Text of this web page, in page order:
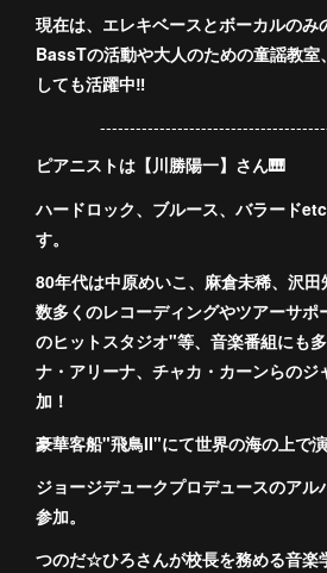
現在は、エレキベースとボーカルの
BassTの活動や大人のための童謡教室
しても活躍中‼️
ピアニストは【川勝陽一】さん🎹
ハードロック、ブルース、バラード
す。
80年代は中原めいこ、麻倉未稀、沢
数多くのレコーディングやツアーサ
のヒットスタジオ"等、音楽番組にも
ナ・アリーナ、チャカ・カーンらのジ
加！
豪華客船"飛鳥II"にて世界の海の上で
ジョージデュークプロデュースのアル
参加。
つのだ☆ひろさんが校長を務める音楽